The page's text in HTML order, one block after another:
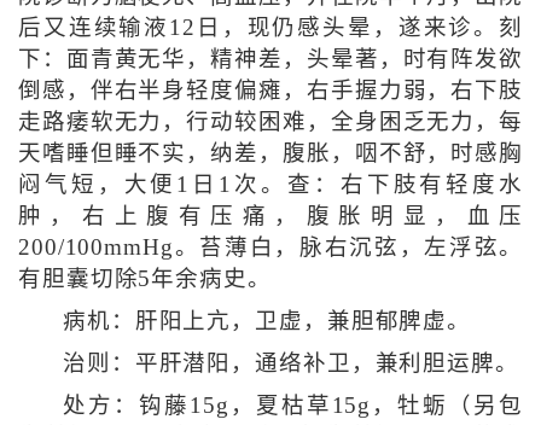
后又连续输液12日，现仍感头晕，遂来诊。刻
下：面青黄无华，精神差，头晕著，时有阵发欲
倒感，伴右半身轻度偏瘫，右手握力弱，右下肢
走路痿软无力，行动较困难，全身困乏无力，每
天嗜睡但睡不实，纳差，腹胀，咽不舒，时感胸
闷气短，大便1日1次。查：右下肢有轻度水
肿，右上腹有压痛，腹胀明显，血压
200/100mmHg。苔薄白，脉右沉弦，左浮弦。
有胆囊切除5年余病史。
病机：肝阳上亢，卫虚，兼胆郁脾虚。
治则：平肝潜阳，通络补卫，兼利胆运脾。
处方：钩藤15g，夏枯草15g，牡蛎（另包